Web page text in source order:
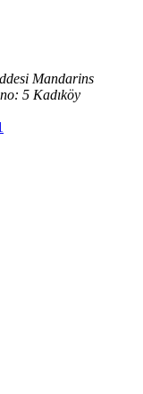
Mandarins
5 Kadıköy